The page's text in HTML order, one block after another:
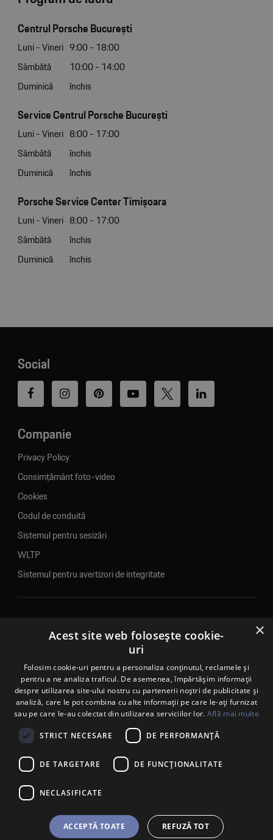
Centrul Porsche București
Luni - Vineri 9:00 - 18:00
Sâmbătă
10:00 - 14:00
Duminică
închis
Service Centrul Porsche București
Luni - Vineri 8:00 - 17:00
Sâmbătă
închis
Duminică
închis
Porsche Service Center Timișoara
Luni - Vineri 8:00 - 17:00
Sâmbătă
închis
Duminică
închis
Social
Companie
Privacy Policy
Consimțământ foto-video
Cookies
Codul de conduită
Sistemul pentru sesizări
WLTP
Sistemul pentru avertizori de integritate
© 2026. Porsche Inter Auto Romania. Toate drepturile rezervate.
Porsche Inter Auto Romania SRL
RO22188461 J2007002067233
B-dul Pipera, nr. 2, Sala 1, Etaj 2, Voluntari, jud.Ilfov - sediu
social
B-dul Pipera, nr. 1/X, Centrul Porsche București – PCB,
Voluntari, jud. Ilfov – punct de lucru
Calea Lugojului, nr. 136, loc. Ghiroda, jud. Timiș – punct de
×
Acest site web folosește cookie-
uri
Folosim cookie-uri pentru a personaliza conținutul, reclamele și
pentru a ne analiza traficul. De asemenea, împărtășim informații
despre utilizarea site-ului nostru cu partenerii noștri de publicitate și
analiză, care le pot combina cu alte informații pe care le-ați furnizat
sau pe care le-au colectat din utilizarea serviciilor lor. Află mai multe
STRICT NECESARE DE PERFORMANȚĂ
DE TARGETARE DE FUNCŢIONALITATE
NECLASIFICATE
ACCEPTĂ TOATE REFUZĂ TOT